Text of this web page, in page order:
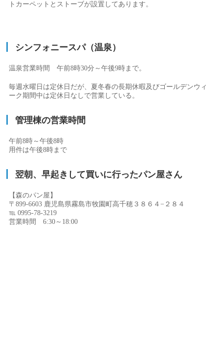
トカーペットとストーブが設置してあります。
シンフォニースパ（温泉）
温泉営業時間 午前8時30分～午後9時まで。
毎週水曜日は定休日だが、夏冬春の長期休暇及びゴールデンウィ
ーク期間中は定休日なしで営業している。
管理棟の営業時間
午前8時～午後8時
用件は午後8時まで
翌朝、早起きして買いに行ったパン屋さん
【森のパン屋】
〒899-6603 鹿児島県霧島市牧園町高千穂３８６４−２８４
℡ 0995-78-3219
営業時間 6:30～18:00